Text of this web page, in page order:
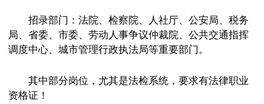
招录部门：法院、检察院、人社厅、公安局、税务
局、省委、市委、劳动人事争议仲裁院、公共交通指挥
调度中心、城市管理行政执法局等重要部门。
其中部分岗位，尤其是法检系统，要求有法律职业
资格证！